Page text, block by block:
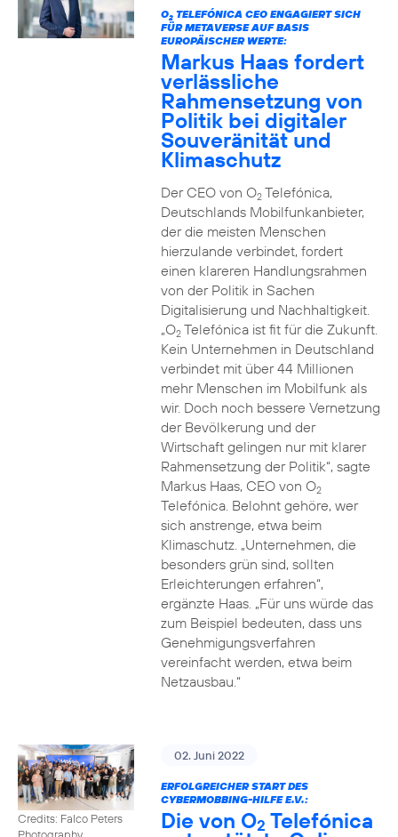
O2TELEFÓNICA CEO ENGAGIERT SICH
FÜR METAVERSE AUF BASIS
EUROPÄISCHER WERTE:
Markus Haas fordert
verlässliche
Rahmensetzung von
Politik bei digitaler
Souveränität und
Klimaschutz
Der CEO von O2Telefónica,
Deutschlands Mobilfunkanbieter,
der die meisten Menschen
hierzulande verbindet, fordert
einen klareren Handlungsrahmen
von der Politik in Sachen
Digitalisierung und Nachhaltigkeit.
„O2Telefónica ist fit für die Zukunft.
Kein Unternehmen in Deutschland
verbindet mit über 44 Millionen
mehr Menschen im Mobilfunk als
wir. Doch noch bessere Vernetzung
der Bevölkerung und der
Wirtschaft gelingen nur mit klarer
Rahmensetzung der Politik“, sagte
Markus Haas, CEO von O2
Telefónica. Belohnt gehöre, wer
sich anstrenge, etwa beim
Klimaschutz. „Unternehmen, die
besonders grün sind, sollten
Erleichterungen erfahren“,
ergänzte Haas. „Für uns würde das
zum Beispiel bedeuten, dass uns
Genehmigungsverfahren
vereinfacht werden, etwa beim
Netzausbau.“
Credits: Falco Peters
Photography
02. Juni 2022
ERFOLGREICHER START DES
CYBERMOBBING-HILFE E.V.:
Die von O2 Telefónica